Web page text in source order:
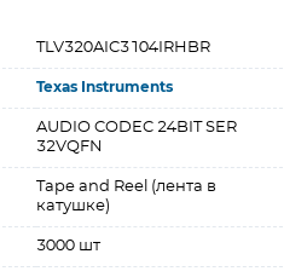
TLV320AIC3104IRHBR
Texas Instruments
AUDIO CODEC 24BIT SER
32VQFN
Tape and Reel (лента в
катушке)
3000 шт